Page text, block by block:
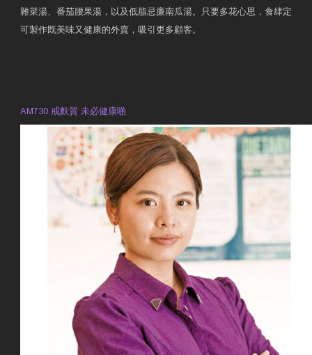
雜菜湯、番茄腰果湯，以及低脂忌廉南瓜湯。只要多花心思，食肆定
可製作既美味又健康的外賣，吸引更多顧客。
AM730 戒麩質 未必健康啲